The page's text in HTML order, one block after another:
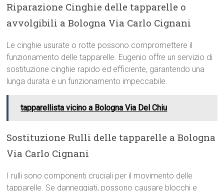
Riparazione Cinghie delle tapparelle o
avvolgibili a Bologna Via Carlo Cignani
Le cinghie usurate o rotte possono compromettere il
funzionamento delle tapparelle. Eugenio offre un servizio di
sostituzione cinghie rapido ed efficiente, garantendo una
lunga durata e un funzionamento impeccabile.
tapparellista vicino a Bologna Via Del Chiu
Sostituzione Rulli delle tapparelle a Bologna
Via Carlo Cignani
I rulli sono componenti cruciali per il movimento delle
tapparelle. Se danneggiati, possono causare blocchi e